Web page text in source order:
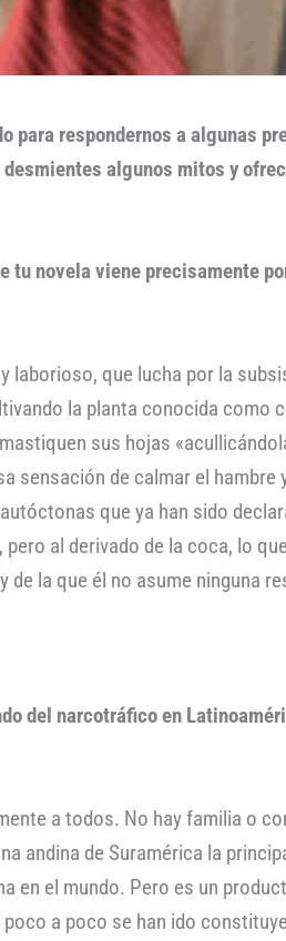
para respondernos a algunas
algunos mitos y
novela viene precisamente
laborioso, que lucha por la
la planta conocida como
sus hojas
sensación de calmar el
que ya han sido
al derivado de la coca, lo
la que él no asume ninguna
del narcotráfico en
a todos. No hay familia o
andina de Suramérica la
el mundo. Pero es un
a poco se han ido